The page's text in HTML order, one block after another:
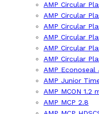
AMP Circular
AMP Circular
AMP Circular
AMP Circular
AMP Circular
AMP Circular
AMP Econoseal
AMP Junior
AMP MCON 1.2
AMP MCP 2.8